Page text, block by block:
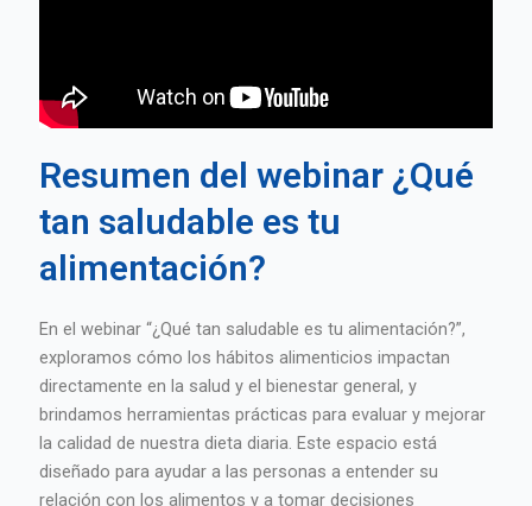
Resumen del webinar ¿Qué
tan saludable es tu
alimentación?
En el webinar “¿Qué tan saludable es tu alimentación?”,
exploramos cómo los hábitos alimenticios impactan
directamente en la salud y el bienestar general, y
brindamos herramientas prácticas para evaluar y mejorar
la calidad de nuestra dieta diaria. Este espacio está
diseñado para ayudar a las personas a entender su
relación con los alimentos y a tomar decisiones